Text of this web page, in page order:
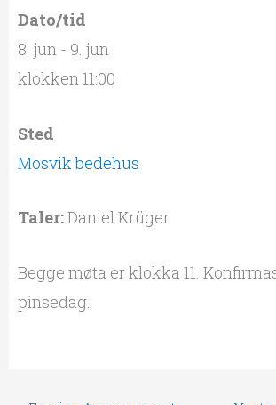
Dato/tid
8. jun - 9. jun
klokken 11:00
Sted
Mosvik bedehus
Taler:Daniel Krüger
Begge møta er klokka 11.
pinsedag.